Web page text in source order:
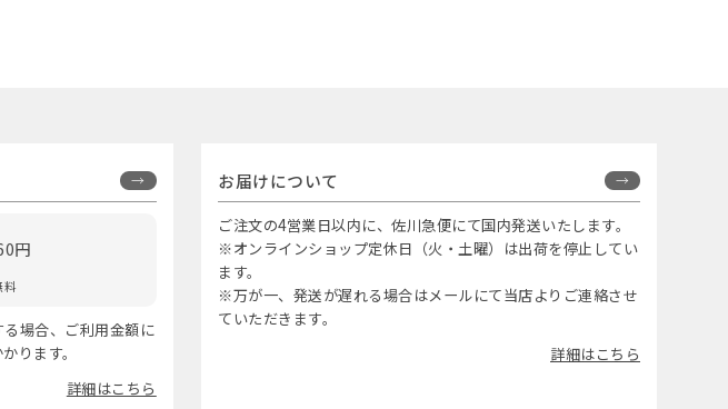
円
料
場合、ご利用金額に
ります。
詳細はこちら
お届けについて
ご注文の4営業日以内に、佐川急便にて国内発送いたします。
※オンラインショップ定休日（火・土曜）は出荷を停止してい
ます。
※万が一、発送が遅れる場合はメールにて当店よりご連絡させ
ていただきます。
詳細はこちら